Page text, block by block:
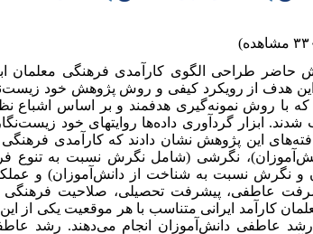
طراحی الگوی کارآمدی فرهنگی معلمان
این هدف از رویکرد کیفی و روش پژوهش خود
که با روش نمونه‌گیری هدفمند و بر اساس اشباع
شدند. ابزار گردآوری داده‌ها روایتهای خود
این پژوهش نشان دادند که کارآمدی
نگرشی (شامل نگرش نسبت به
و نگرش نسبت به شناخت از دانش‌آموزان) و
عاطفی، پیشرفت تحصیلی، صلاحیت فرهنگی
کارآمد ایرانی متناسب با هر موقعیت یکی از
رشد عاطفی دانش‌آموزان انجام می‌دهند. رشد